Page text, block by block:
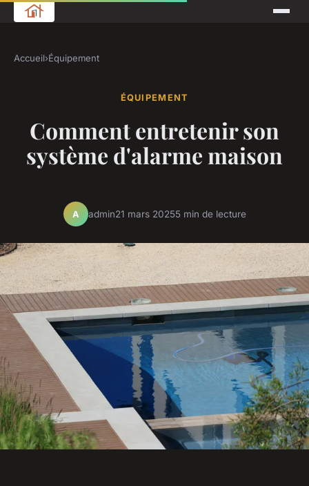
Accueil›Équipement
ÉQUIPEMENT
Comment entretenir son
système d'alarme maison
A admin21 mars 20255 min de lecture